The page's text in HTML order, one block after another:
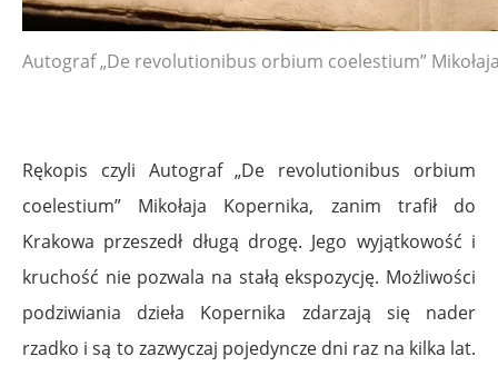
Autograf „De revolutionibus orbium coelestium”
Rękopis czyli Autograf „De revolutionibus orbium
coelestium” Mikołaja Kopernika, zanim trafił do
Krakowa przeszedł długą drogę. Jego wyjątkowość i
kruchość nie pozwala na stałą ekspozycję. Możliwości
podziwiania dzieła Kopernika zdarzają się nader
rzadko i są to zazwyczaj pojedyncze dni raz na kilka lat.